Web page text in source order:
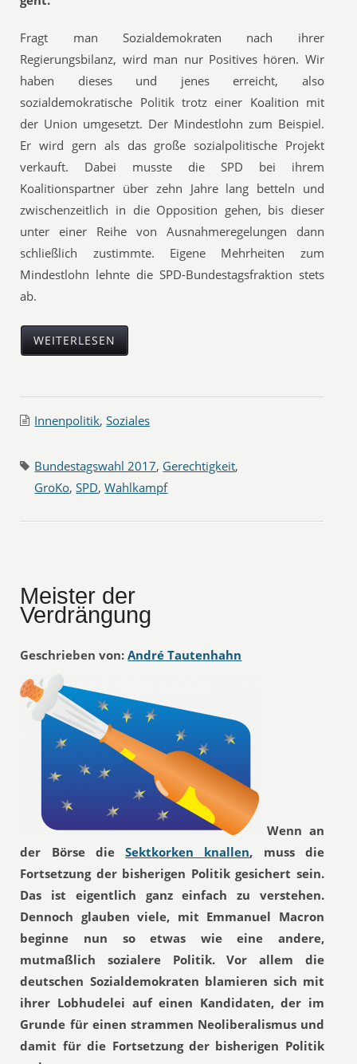
Fragt man Sozialdemokraten nach ihrer
Regierungsbilanz, wird man nur Positives hören. Wir
haben dieses und jenes erreicht, also
sozialdemokratische Politik trotz einer Koalition mit
der Union umgesetzt. Der Mindestlohn zum Beispiel.
Er wird gern als das große sozialpolitische Projekt
verkauft. Dabei musste die SPD bei ihrem
Koalitionspartner über zehn Jahre lang betteln und
zwischenzeitlich in die Opposition gehen, bis dieser
unter einer Reihe von Ausnahmeregelungen dann
schließlich zustimmte. Eigene Mehrheiten zum
Mindestlohn lehnte die SPD-Bundestagsfraktion stets
ab.
WEITERLESEN
Innenpolitik,Soziales
Bundestagswahl 2017, Gerechtigkeit,
GroKo,SPD,Wahlkampf
Meister der
Verdrängung
Geschrieben von: André Tautenhahn
Wenn an
der Börse dieSektkorken knallen, muss die
Fortsetzung der bisherigen Politik gesichert sein.
Das ist eigentlich ganz einfach zu verstehen.
Dennoch glauben viele, mit Emmanuel Macron
beginne nun so etwas wie eine andere,
mutmaßlich sozialere Politik. Vor allem die
deutschen Sozialdemokraten blamieren sich mit
ihrer Lobhudelei auf einen Kandidaten, der im
Grunde für einen strammen Neoliberalismus und
damit für die Fortsetzung der bisherigen Politik